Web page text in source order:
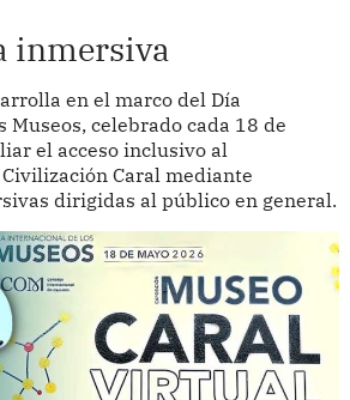
inmersiva
en el marco del Día
celebrado cada 18 de
el acceso inclusivo al
Caral mediante
dirigidas al público en general.